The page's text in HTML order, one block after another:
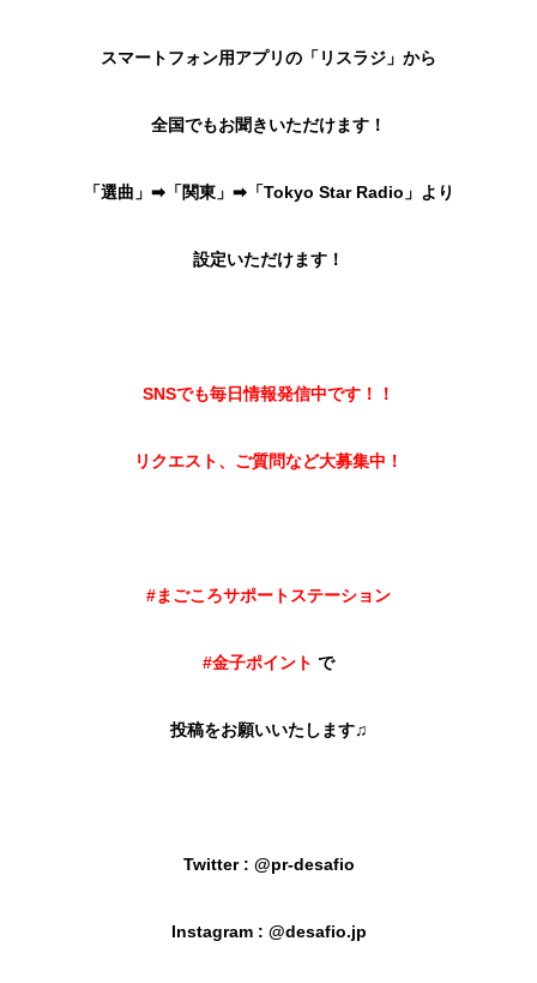
スマートフォン用アプリの「リスラジ」から
全国でもお聞きいただけます！
「選曲」➡︎「関東」➡︎「Tokyo Star Radio」より
設定いただけます！
SNSでも毎日情報発信中です！！
リクエスト、ご質問など大募集中！
#まごころサポートステーション
#金子ポイント で
投稿をお願いいたします♫
Twitter : @pr-desafio
Instagram : @desafio.jp